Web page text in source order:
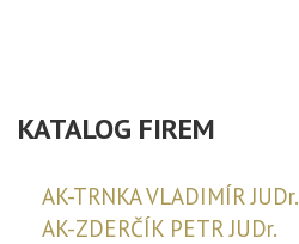
KATALOG FIREM
AK-TRNKA VLADIMÍR JUDr.
AK-ZDERČÍK PETR JUDr.